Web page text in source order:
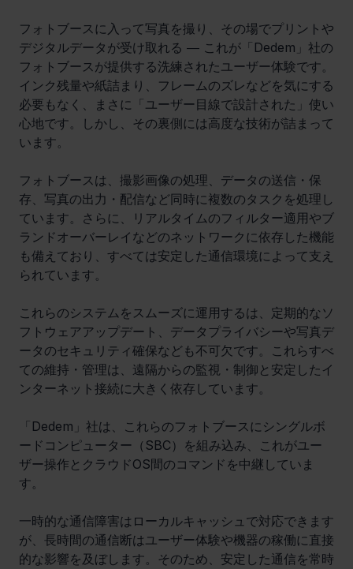
フォトブースに入って写真を撮り、その場でプリントや
デジタルデータが受け取れる ― これが「Dedem」社の
フォトブースが提供する洗練されたユーザー体験です。
インク残量や紙詰まり、フレームのズレなどを気にする
必要もなく、まさに「ユーザー目線で設計された」使い
心地です。しかし、その裏側には高度な技術が詰まって
います。
フォトブースは、撮影画像の処理、データの送信・保
存、写真の出力・配信など同時に複数のタスクを処理し
ています。さらに、リアルタイムのフィルター適用やブ
ランドオーバーレイなどのネットワークに依存した機能
も備えており、すべては安定した通信環境によって支え
られています。
これらのシステムをスムーズに運用するは、定期的なソ
フトウェアアップデート、データプライバシーや写真デ
ータのセキュリティ確保なども不可欠です。これらすべ
ての維持・管理は、遠隔からの監視・制御と安定したイ
ンターネット接続に大きく依存しています。
「Dedem」社は、これらのフォトブースにシングルボ
ードコンピューター（SBC）を組み込み、これがユー
ザー操作とクラウドOS間のコマンドを中継していま
す。
一時的な通信障害はローカルキャッシュで対応できます
が、長時間の通信断はユーザー体験や機器の稼働に直接
的な影響を及ぼします。そのため、安定した通信を常時